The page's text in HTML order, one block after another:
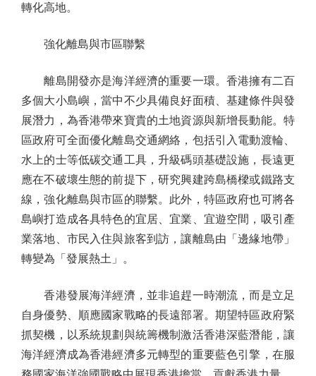
轉化高地。
強化離島與市區聯繫
離島開發亦是海洋經濟的重要一環。香港擁有二百
多個大小島嶼，當中不少具備良好面積、基建條件與發
展潛力，為香港帶來寶貴的土地資源與新增長動能。特
區政府可全面優化離島交通網絡，包括引入電動渡輪、
水上的士等低碳交通工具，升級碼頭基礎設施，長遠更
應在不破壞生態的前提下，研究興建跨島橋樑或鐵路支
線，強化離島與市區的聯繫。此外，特區政府也可將各
島嶼打造成各具特色的宜居、宜業、宜遊空間，吸引產
業落地、市民入住與旅客到訪，讓離島由「邊緣地帶」
轉變為「發展熱土」。
香港發展海洋經濟，並非追趕一時潮流，而是立足
自身優勢、順應國家戰略的長遠部署。期望特區政府緊
抓契機，以系統規劃與統籌機制激活香港深藍潛能，讓
海洋經濟成為香港經濟多元轉型的重要藍色引擎，在服